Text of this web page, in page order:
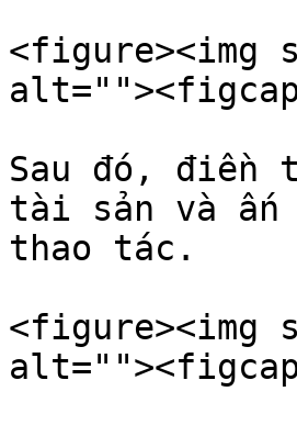
<figure><img
Sau đó, điền
tài sản và ấn
thao tác.
<figure><img